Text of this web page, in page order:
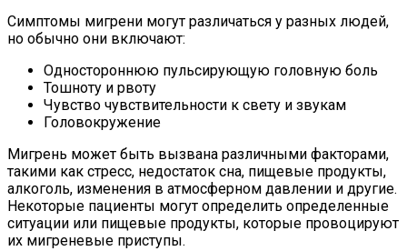
Симптомы мигрени могут различаться у разных людей,
но обычно они включают:
Одностороннюю пульсирующую головную боль
Тошноту и рвоту
Чувство чувствительности к свету и звукам
Головокружение
Мигрень может быть вызвана различными факторами,
такими как стресс, недостаток сна, пищевые продукты,
алкоголь, изменения в атмосферном давлении и другие.
Некоторые пациенты могут определить определенные
ситуации или пищевые продукты, которые провоцируют
их мигреневые приступы.